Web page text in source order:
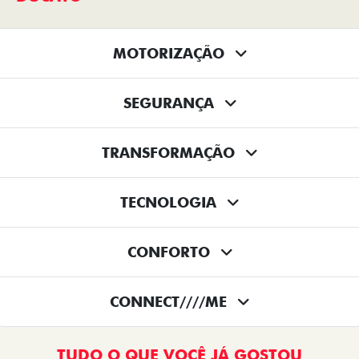
MOTORIZAÇÃO
SEGURANÇA
TRANSFORMAÇÃO
TECNOLOGIA
CONFORTO
CONNECT////ME
TUDO O QUE VOCÊ JÁ GOSTOU